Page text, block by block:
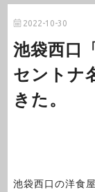
2022-10-30
池袋西口
セントナ
きた。
池袋西口の洋食